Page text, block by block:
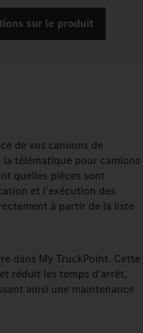
sur le produit
de vos camions de
télématique pour camions
quelles pièces sont
et l'exécution des
à partir de la liste
dans My TruckPoint. Cette
réduit les temps d'arrêt,
ainsi une maintenance